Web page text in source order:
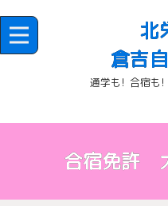
北
倉吉
通学も! 合宿も!
合宿免許